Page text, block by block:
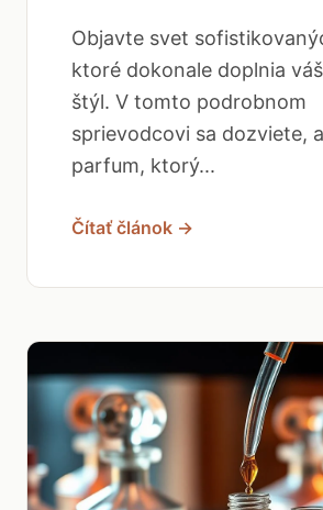
Objavte svet
ktoré dokonale doplnia
štýl. V tomto podrobnom
sprievodcovi sa dozviete,
parfum, ktorý...
Čítať článok →